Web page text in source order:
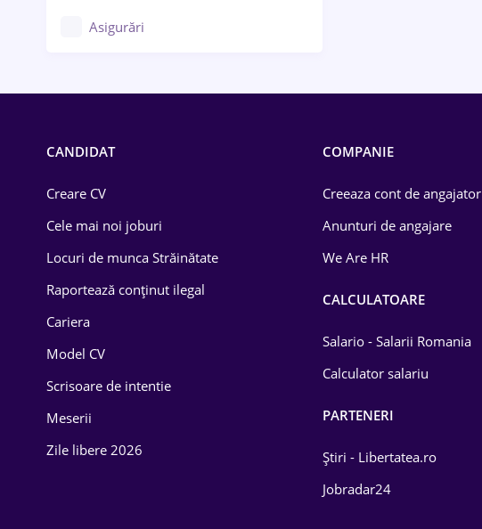
Asigurări
Drept
Educație / Training
Energetică
Farma
CANDIDAT
Creare CV
Cele mai noi joburi
Locuri de munca Străinătate
Raportează conținut ilegal
Cariera
Model CV
Scrisoare de intentie
Meserii
Zile libere 2026
COMPANIE
Creeaza cont de angajator
Anunturi de angajare
We Are HR
CALCULATOARE
Salario - Salarii Romania
Calculator salariu
PARTENERI
Știri - Libertatea.ro
Jobradar24